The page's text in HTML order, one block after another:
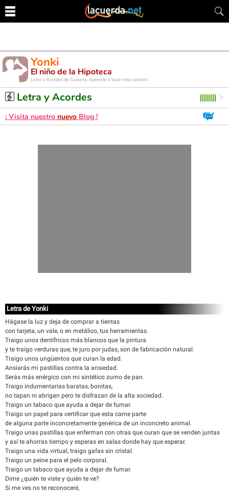
Yonki
El niño de la Hipoteca
Letra y Acordes de Guitarra. Aprende a tocar esta canción
Letra y Acordes
¡ Visita nuestro nuevo Blog !
Letra de Yonki
Hágase la luz y deja de comprar a tientas
con tarjeta, un vale, o en metálico, tus herramientas.
Traigo unos dentífricos más blancos que la pintura
y te traigo verduras que, te juro por judas, son de fabricación natural.
Traigo unos ungüentos que curan la edad.
Ansiarás mi pastillas contra la ansiedad.
Serás más enérgico con mi sintético zumo de pan.
Traigo indumentarias baratas, bonitas,
no tapan ni abrigan pero te disfrazan de la alta sociedad.
Traigo un tabaco que ayuda a dejar de fumar.
Traigo un papel para certificar que esta carne parte
de alguna parte inconcretamente genérica de un inconcreto animal.
Traigo unas pastillas que enferman con otras que curan que se venden juntas
y así te ahorras tiempo y esperas en salas donde hay que esperar.
Traigo una vida virtual, traigo gafas sin cristal.
Traigo un peine para el pelo corporal.
Traigo un tabaco que ayuda a dejar de fumar.
Dime ¿quién te viste y quién te ve?
Si me ves no te reconoceré,